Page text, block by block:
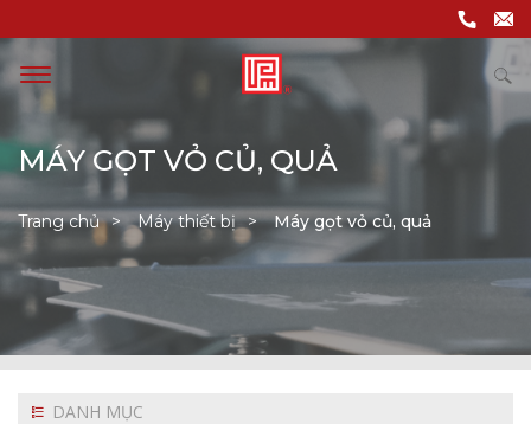
MÁY GỌT VỎ CỦ, QUẢ
Trang chủ Máy thiết bị Máy gọt vỏ củ, quả
DANH MỤC